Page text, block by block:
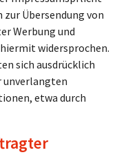
Übersendung von
Werbung und
widersprochen.
sich ausdrücklich
unverlangten
etwa durch